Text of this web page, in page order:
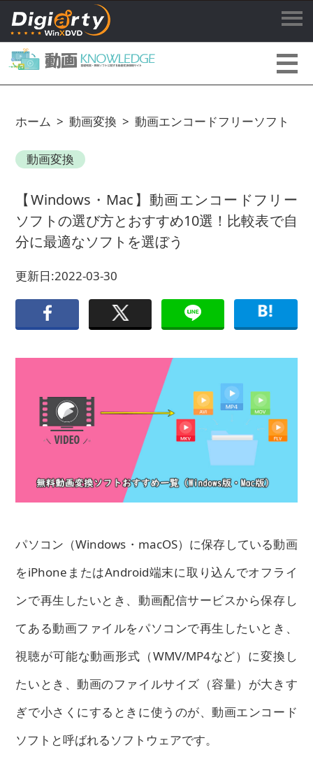
ホーム > 動画変換 > 動画エンコードフリーソフト
動画変換
【Windows・Mac】動画エンコードフリー
ソフトの選び方とおすすめ10選！比較表で自
分に最適なソフトを選ぼう
更新日:2022-03-30
パソコン（Windows・macOS）に保存している動画
をiPhoneまたはAndroid端末に取り込んでオフライ
ンで再生したいとき、動画配信サービスから保存し
てある動画ファイルをパソコンで再生したいとき、
視聴が可能な動画形式（WMV/MP4など）に変換し
たいとき、動画のファイルサイズ（容量）が大きす
ぎで小さくにするときに使うのが、動画エンコード
ソフトと呼ばれるソフトウェアです。